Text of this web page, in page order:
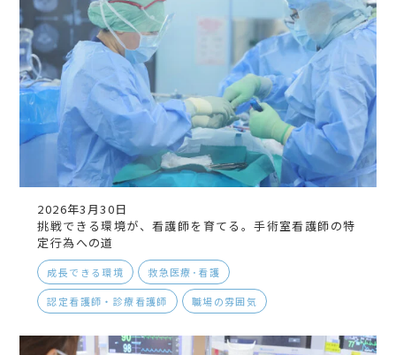
2026年3月30日
挑戦できる環境が、看護師を育てる。手術室看護師の特
定行為への道
成長できる環境 救急医療･看護
認定看護師・診療看護師 職場の雰囲気